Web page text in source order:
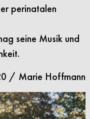
perinatalen
seine Musik und
/ Marie Hoffmann